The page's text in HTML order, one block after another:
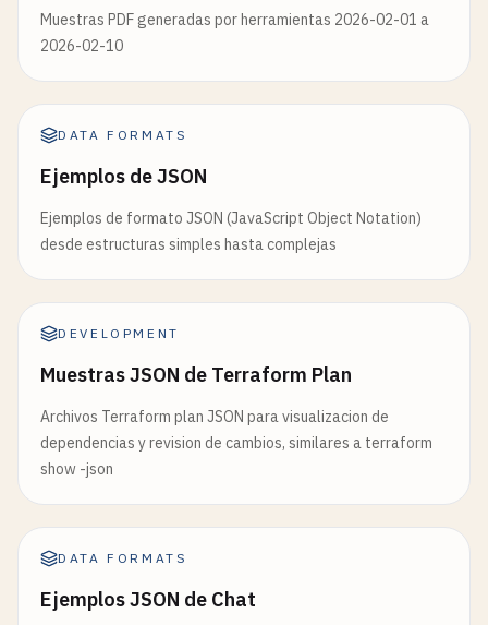
Muestras PDF generadas por herramientas 2026-02-01 a
2026-02-10
DATA FORMATS
Ejemplos de JSON
Ejemplos de formato JSON (JavaScript Object Notation)
desde estructuras simples hasta complejas
DEVELOPMENT
Muestras JSON de Terraform Plan
Archivos Terraform plan JSON para visualizacion de
dependencias y revision de cambios, similares a terraform
show -json
DATA FORMATS
Ejemplos JSON de Chat